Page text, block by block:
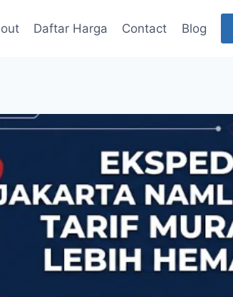
Daftar Harga Contact Blog